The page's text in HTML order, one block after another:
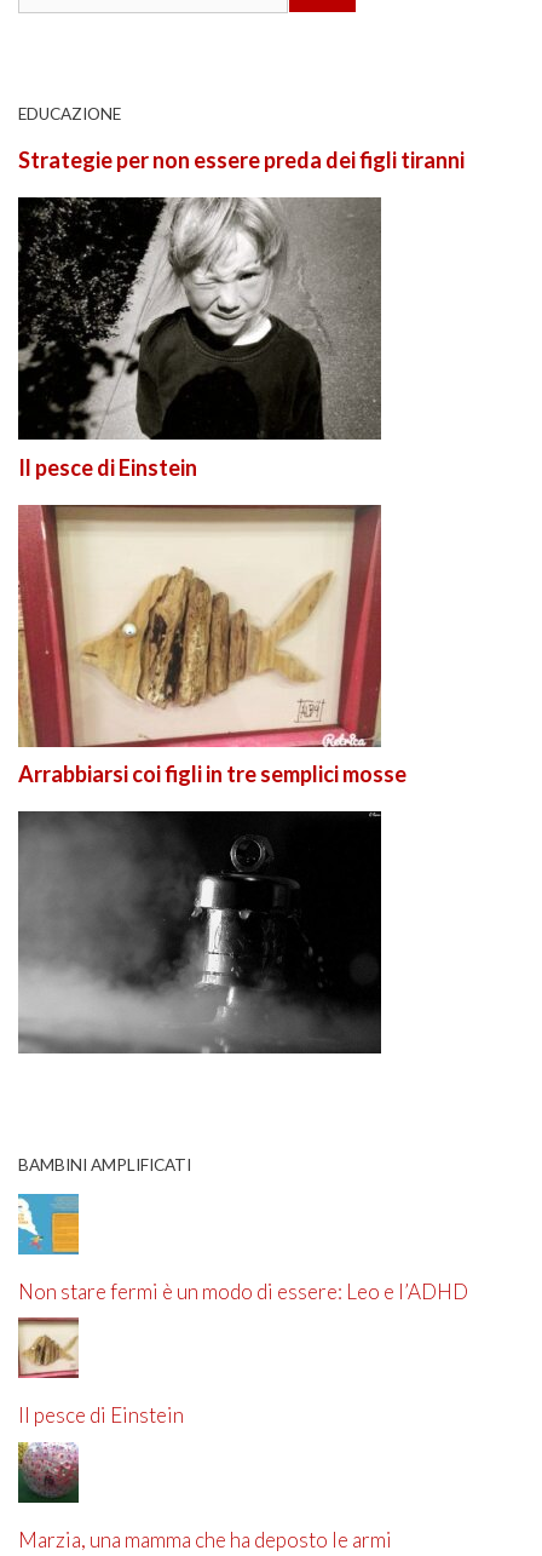
EDUCAZIONE
Strategie per non essere preda dei figli tiranni
Il pesce di Einstein
Arrabbiarsi coi figli in tre semplici mosse
BAMBINI AMPLIFICATI
Non stare fermi è un modo di essere: Leo e l’ADHD
Il pesce di Einstein
Marzia, una mamma che ha deposto le armi